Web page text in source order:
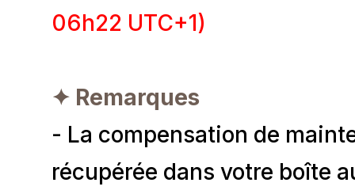
06h22 UTC+1)
✦ Remarques
- La compensation de
récupérée dans votre boîte